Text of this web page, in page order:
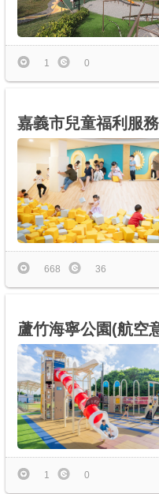
1 0
嘉義市兒童福利服
668 36
蘆竹海寧公園(航空
1 0